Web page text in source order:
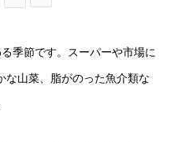
季節です。スーパーや市場に
な山菜、脂がのった魚介類な